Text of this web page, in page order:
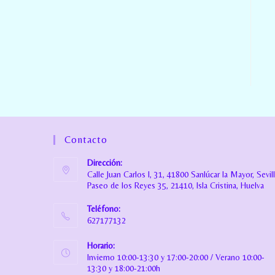
Contacto
Dirección:
Calle Juan Carlos I, 31, 41800 Sanlúcar la Mayor,
Paseo de los Reyes 35, 21410, Isla Cristina, Huelva
Teléfono:
627177132
Horario:
Invierno 10:00-13:30 y 17:00-20:00 / Verano 10:00-
13:30 y 18:00-21:00h